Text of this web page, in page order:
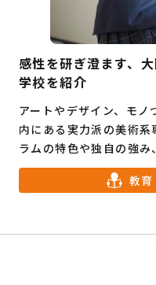
感性を研ぎ澄ます、
学校を紹介
アートやデザイン、モ
内にある実力派の美術
ラムの特色や独自の強
きます。進路に悩む高
必見のガイドです。 教育